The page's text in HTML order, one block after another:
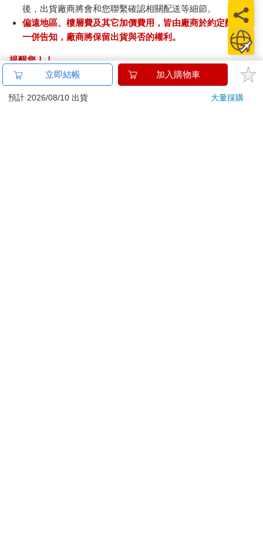
後，出貨廠商將會和您聯繫確認相關配送等細節。
偏遠地區、樓層費及其它加價費用，皆由廠商於約定配送時
一併告知，廠商將保留出貨與否的權利。
提醒您！！
金石堂及銀行均不會請您操作ATM! 如接獲電話要求您前往
ATM提款機，請不要聽從指示，以免受騙上當！
立即結帳 加入購物車
預計 2026/08/10 出貨 大量採購